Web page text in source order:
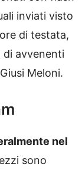
inviati visto
di testata,
di avvenenti
Meloni.
nel
sono